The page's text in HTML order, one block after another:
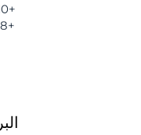
+86-13806772010
+86-15727962188